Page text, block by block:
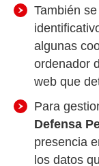
También
algunas
ordenador
web que
Para
Defensa
presencia
los datos